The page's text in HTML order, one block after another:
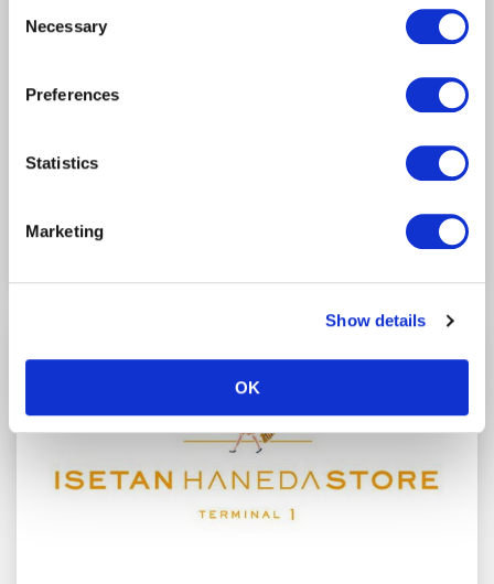
well as other information collected by our partners when
Please see
Selection
Necessary
Preferences
Statistics
Marketing
Show details
OK
Edo-Shokuhinkan(Jidai-kan)